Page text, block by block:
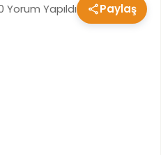
Yorum Yapıldı Paylaş